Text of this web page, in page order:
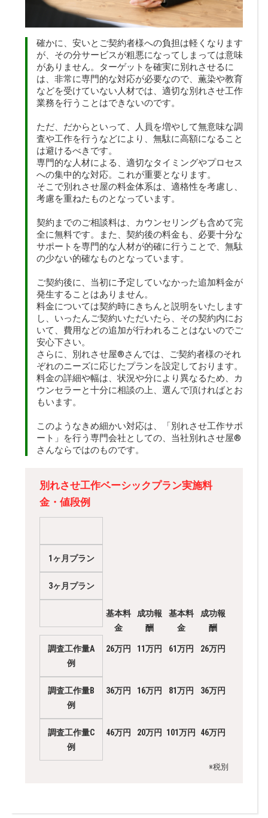
確かに、安いとご契約者様への負担は軽くなります
が、その分サービスが粗悪になってしまっては意味
がありません。ターゲットを確実に別れさせるに
は、非常に専門的な対応が必要なので、薫染や教育
などを受けていない人材では、適切な別れさせ工作
業務を行うことはできないのです。
ただ、だからといって、人員を増やして無意味な調
査や工作を行うなどにより、無駄に高額になること
は避けるべきです。
専門的な人材による、適切なタイミングやプロセス
への集中的な対応。これが重要となります。
そこで別れさせ屋の料金体系は、適格性を考慮し、
考慮を重ねたものとなっています。
契約までのご相談料は、カウンセリングも含めて完
全に無料です。また、契約後の料金も、必要十分な
サポートを専門的な人材が的確に行うことで、無駄
の少ない的確なものとなっています。
ご契約後に、当初に予定していなかった追加料金が
発生することはありません。
料金については契約時にきちんと説明をいたします
し、いったんご契約いただいたら、その契約内にお
いて、費用などの追加が行われることはないのでご
安心下さい。
さらに、別れさせ屋®さんでは、ご契約者様のそれ
ぞれのニーズに応じたプランを設定しております。
料金の詳細や幅は、状況や分により異なるため、カ
ウンセラーと十分に相談の上、選んで頂ければとお
もいます。
このようなきめ細かい対応は、「別れさせ工作サポ
ート」を行う専門会社としての、当社別れさせ屋®
さんならではのものです。
別れさせ工作ベーシックプラン実施料
金・値段例
1ヶ月プラン
3ヶ月プラン
基本料
金
成功報
酬
基本料
金
成功報
酬
調査工作量A
例
26万円 11万円 61万円 26万円
調査工作量B
例
36万円 16万円 81万円 36万円
調査工作量C
例
46万円 20万円 101万円 46万円
※税別